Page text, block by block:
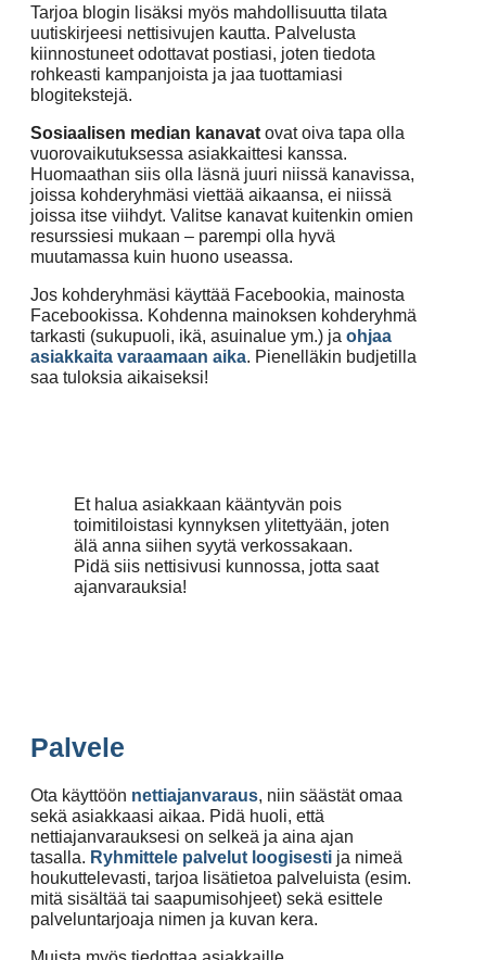
Tarjoa blogin lisäksi myös mahdollisuutta tilata
uutiskirjeesi nettisivujen kautta. Palvelusta
kiinnostuneet odottavat postiasi, joten tiedota
rohkeasti kampanjoista ja jaa tuottamiasi
blogitekstejä.
Sosiaalisen median kanavat ovat oiva tapa olla
vuorovaikutuksessa asiakkaittesi kanssa.
Huomaathan siis olla läsnä juuri niissä kanavissa,
joissa kohderyhmäsi viettää aikaansa, ei niissä
joissa itse viihdyt. Valitse kanavat kuitenkin omien
resurssiesi mukaan – parempi olla hyvä
muutamassa kuin huono useassa.
Jos kohderyhmäsi käyttää Facebookia, mainosta
Facebookissa. Kohdenna mainoksen kohderyhmä
tarkasti (sukupuoli, ikä, asuinalue ym.) ja ohjaa
asiakkaita varaamaan aika. Pienelläkin budjetilla
saa tuloksia aikaiseksi!
Et halua asiakkaan kääntyvän pois
toimitiloistasi kynnyksen ylitettyään, joten
älä anna siihen syytä verkossakaan.
Pidä siis nettisivusi kunnossa, jotta saat
ajanvarauksia!
Palvele
Ota käyttöön nettiajanvaraus, niin säästät omaa
sekä asiakkaasi aikaa. Pidä huoli, että
nettiajanvarauksesi on selkeä ja aina ajan
tasalla. Ryhmittele palvelut loogisesti ja nimeä
houkuttelevasti, tarjoa lisätietoa palveluista (esim.
mitä sisältää tai saapumisohjeet) sekä esittele
palveluntarjoaja nimen ja kuvan kera.